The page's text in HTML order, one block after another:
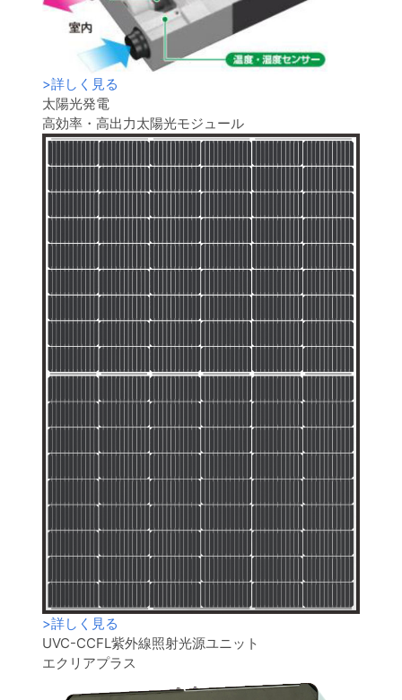
>詳しく見る
太陽光発電
高効率・高出力太陽光モジュール
>詳しく見る
UVC-CCFL紫外線照射光源ユニット
エクリアプラス